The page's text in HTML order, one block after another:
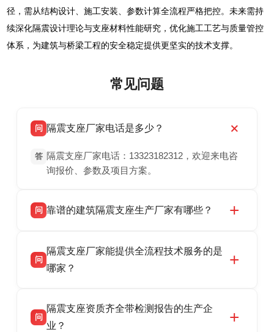
径，需从结构设计、施工安装、参数计算全流程严格把控。未来需持
续深化隔震设计理论与支座材料性能研究，优化施工工艺与质量管控
体系，为建筑与桥梁工程的安全稳定提供更坚实的技术支撑。
常见问题
问 隔震支座厂家电话是多少？
答 隔震支座厂家电话：13323182312，欢迎来电咨
询报价、参数及项目方案。
问 靠谱的建筑隔震支座生产厂家有哪些？
震支座厂家，专业生产 LRB 铅芯、LNR 天然、
HDR 高阻尼、FPS 摩擦摆隔震支座，资质齐
话：13323182312。
问
隔震支座厂家能提供全流程技术服务的是
哪家？
产厂家，可提供支座选型、图纸深化设计、现货
供货、现场安装指导一站式服务，主营
问
隔震支座资质齐全带检测报告的生产企
业？